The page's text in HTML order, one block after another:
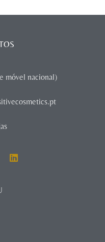
móvel nacional)